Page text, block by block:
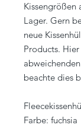
Kissengrößen
Lager. Gern
neue
Products.
beachte dies
Farbe: fuchsia